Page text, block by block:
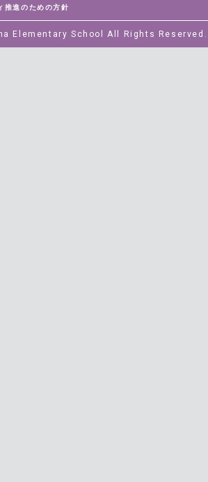
推進のための方針
Elementary School All Rights Reserved.